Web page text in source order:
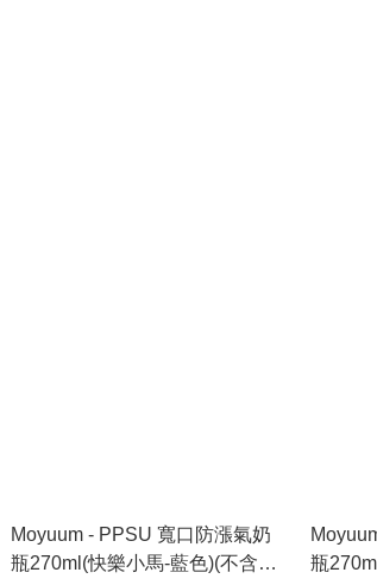
Moyuum - PPSU 寬口防漲氣奶
瓶270ml(快樂小馬-藍色)(不含奶
瓶